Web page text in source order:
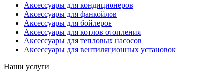
Аксессуары для кондиционеров
Аксессуары для фанкойлов
Аксессуары для бойлеров
Аксессуары для котлов отопления
Аксессуары для тепловых насосов
Аксессуары для вентиляционных установок
Наши услуги